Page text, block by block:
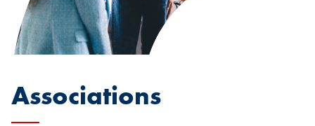
Associations